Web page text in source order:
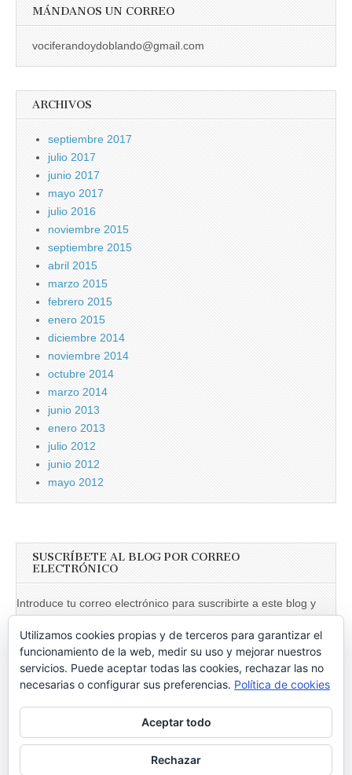
MÁNDANOS UN CORREO
vociferandoydoblando@gmail.com
ARCHIVOS
septiembre 2017
julio 2017
junio 2017
mayo 2017
julio 2016
noviembre 2015
septiembre 2015
abril 2015
marzo 2015
febrero 2015
enero 2015
diciembre 2014
noviembre 2014
octubre 2014
marzo 2014
junio 2013
enero 2013
julio 2012
junio 2012
mayo 2012
SUSCRÍBETE AL BLOG POR CORREO
ELECTRÓNICO
Introduce tu correo electrónico para suscribirte a este blog y
Dirección
de
email
Únete a otros 246 suscriptores
Utilizamos cookies propias y de terceros para garantizar el
funcionamiento de la web, medir su uso y mejorar nuestros
servicios. Puede aceptar todas las cookies, rechazar las no
necesarias o configurar sus preferencias. Política de cookies
Aceptar todo
Rechazar